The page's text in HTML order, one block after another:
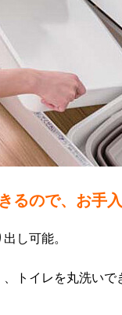
るので、お手
し可能。
トイレを丸洗いで